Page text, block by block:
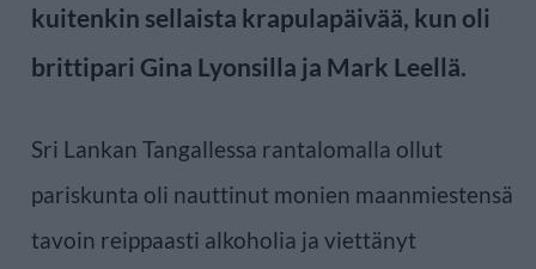
kuitenkin sellaista krapulapäivää, kun oli
brittipari Gina Lyonsilla ja Mark Leellä.
Sri Lankan Tangallessa rantalomalla ollut
pariskunta oli nauttinut monien maanmiestensä
tavoin reippaasti alkoholia ja viettänyt